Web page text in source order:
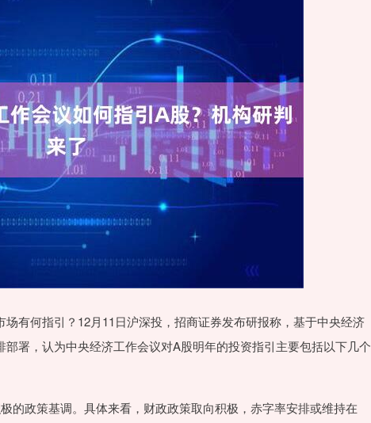
场有何指引？12月11日沪深投，招商证券发布研报称，基于中央经济
署，认为中央经济工作会议对A股明年的投资指引主要包括以下几个
的政策基调。具体来看，财政政策取向积极，赤字率安排或维持在
沪深300 0.93% 北证50